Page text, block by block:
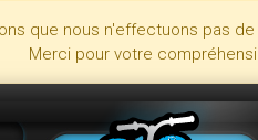
que nous n'effectuons pas de
Merci pour votre